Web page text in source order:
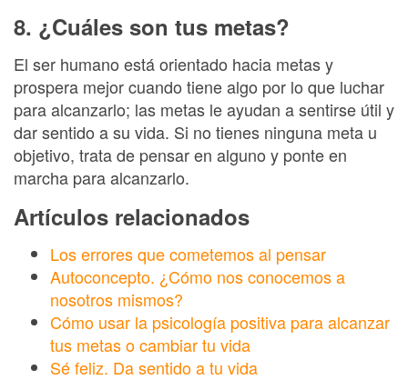
8. ¿Cuáles son tus metas?
El ser humano está orientado hacia metas y
prospera mejor cuando tiene algo por lo que luchar
para alcanzarlo; las metas le ayudan a sentirse útil y
dar sentido a su vida. Si no tienes ninguna meta u
objetivo, trata de pensar en alguno y ponte en
marcha para alcanzarlo.
Artículos relacionados
Los errores que cometemos al pensar
Autoconcepto. ¿Cómo nos conocemos a
nosotros mismos?
Cómo usar la psicología positiva para alcanzar
tus metas o cambiar tu vida
Sé feliz. Da sentido a tu vida